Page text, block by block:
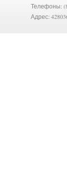
Телефоны:
Адрес: